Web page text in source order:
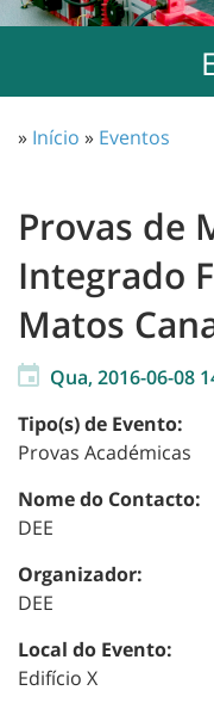
» Início » Eventos
Provas de
Integrado
Matos
Qua, 2016-06-08
Tipo(s) de Evento:
Provas Académicas
Nome do Contacto:
DEE
Organizador:
DEE
Local do Evento:
Edifício X